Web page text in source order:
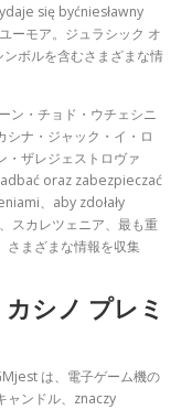
się byćniesławny
モア。ジュラシック オ
ボルを含むさまざまな情
ン・チョド・ウチェシニ
シナ・ジャック・イ・ロ
・ザレジェストロヴァ
oraz zabezpieczać
、aby zdołały
スカレツェニア、最も重
さまざまな情報を収集
シノ プレミ
は、電子ゲーム機の
ャンドル、znaczy